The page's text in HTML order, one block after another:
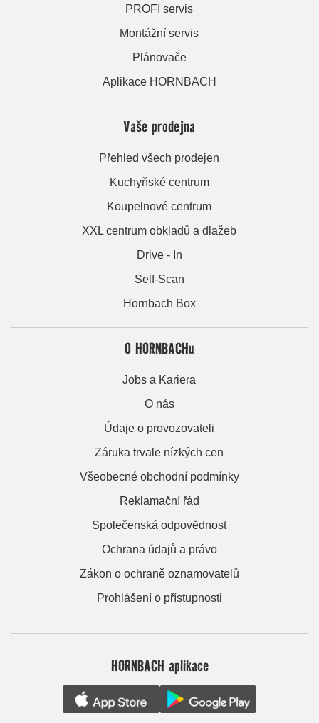
PROFI servis
Montážní servis
Plánovače
Aplikace HORNBACH
Vaše prodejna
Přehled všech prodejen
Kuchyňské centrum
Koupelnové centrum
XXL centrum obkladů a dlažeb
Drive - In
Self-Scan
Hornbach Box
O HORNBACHu
Jobs a Kariera
O nás
Údaje o provozovateli
Záruka trvale nízkých cen
Všeobecné obchodní podmínky
Reklamační řád
Společenská odpovědnost
Ochrana údajů a právo
Zákon o ochraně oznamovatelů
Prohlášení o přístupnosti
HORNBACH aplikace